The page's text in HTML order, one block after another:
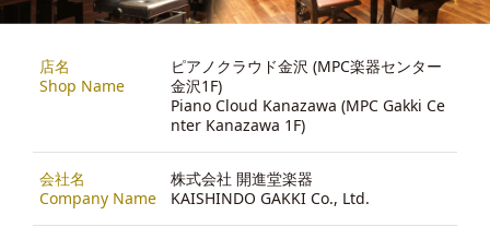
店名
Shop Name
ピアノクラウド金沢 (MPC楽器センター
金沢1F)
Piano Cloud Kanazawa (MPC Gakki Ce
nter Kanazawa 1F)
会社名
Company Name
株式会社 開進堂楽器
KAISHINDO GAKKI Co., Ltd.